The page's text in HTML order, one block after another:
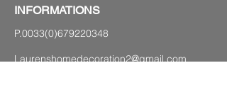
INFORMATIONS
P.0033(0)679220348
Laurenshomedecoration2@gmail.com